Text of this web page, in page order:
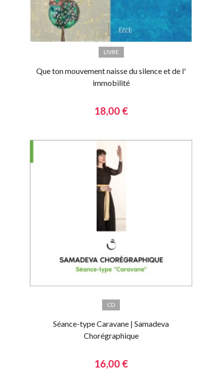
LIVRE
Que ton mouvement naisse du silence et de l'
immobilité
18,00 €
CD
Séance-type Caravane | Samadeva
Chorégraphique
16,00 €